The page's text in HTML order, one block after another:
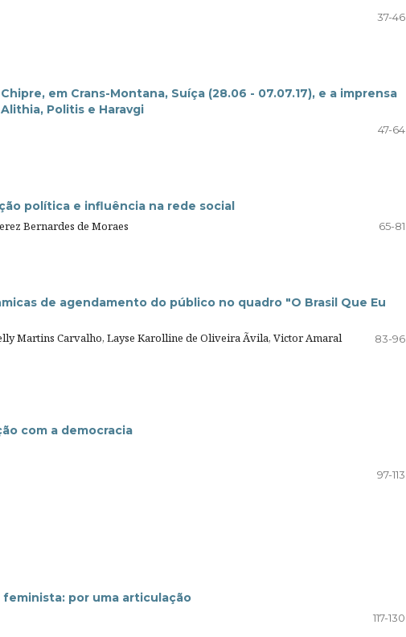
37-46
em Crans-Montana, Suíça (28.06 - 07.07.17), e a imprensa
Politis e Haravgi
47-64
política e influência na rede social
Bernardes de Moraes
65-81
de agendamento do público no quadro "O Brasil Que Eu
Martins Carvalho, Layse Karolline de Oliveira Ãvila, Victor Amaral
83-96
com a democracia
97-113
por uma articulação
117-130